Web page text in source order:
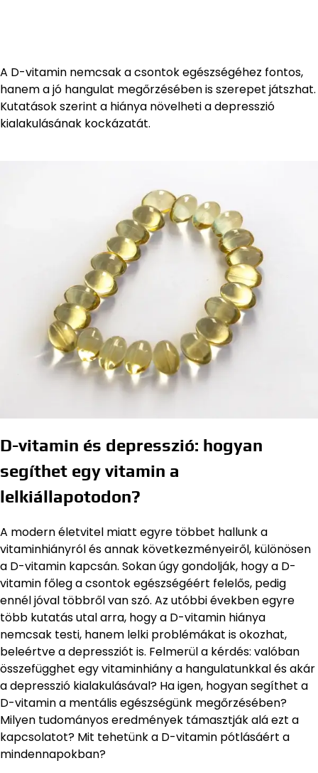
A D-vitamin nemcsak a csontok egészségéhez fontos,
hanem a jó hangulat megőrzésében is szerepet játszhat.
Kutatások szerint a hiánya növelheti a depresszió
kialakulásának kockázatát.
D-vitamin és depresszió: hogyan
segíthet egy vitamin a
lelkiállapotodon?
A modern életvitel miatt egyre többet hallunk a
vitaminhiányról és annak következményeiről, különösen
a D-vitamin kapcsán. Sokan úgy gondolják, hogy a D-
vitamin főleg a csontok egészségéért felelős, pedig
ennél jóval többről van szó. Az utóbbi években egyre
több kutatás utal arra, hogy a D-vitamin hiánya
nemcsak testi, hanem lelki problémákat is okozhat,
beleértve a depressziót is. Felmerül a kérdés: valóban
összefügghet egy vitaminhiány a hangulatunkkal és akár
a depresszió kialakulásával? Ha igen, hogyan segíthet a
D-vitamin a mentális egészségünk megőrzésében?
Milyen tudományos eredmények támasztják alá ezt a
kapcsolatot? Mit tehetünk a D-vitamin pótlásáért a
mindennapokban?